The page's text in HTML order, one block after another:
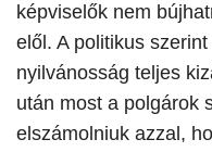
képviselők nem
elől. A politikus
nyilvánosság teljes
után most a polgárok
elszámolniuk azzal,